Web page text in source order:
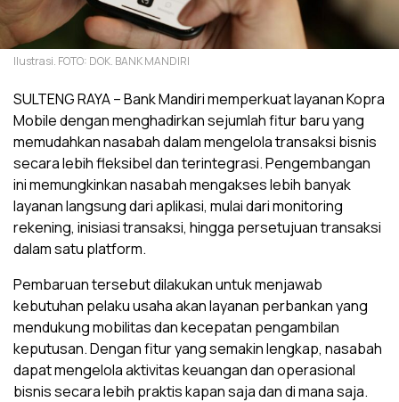
Ilustrasi. FOTO: DOK. BANK MANDIRI
SULTENG RAYA – Bank Mandiri memperkuat layanan Kopra
Mobile dengan menghadirkan sejumlah fitur baru yang
memudahkan nasabah dalam mengelola transaksi bisnis
secara lebih fleksibel dan terintegrasi. Pengembangan
ini memungkinkan nasabah mengakses lebih banyak
layanan langsung dari aplikasi, mulai dari monitoring
rekening, inisiasi transaksi, hingga persetujuan transaksi
dalam satu platform.
Pembaruan tersebut dilakukan untuk menjawab
kebutuhan pelaku usaha akan layanan perbankan yang
mendukung mobilitas dan kecepatan pengambilan
keputusan. Dengan fitur yang semakin lengkap, nasabah
dapat mengelola aktivitas keuangan dan operasional
bisnis secara lebih praktis kapan saja dan di mana saja.